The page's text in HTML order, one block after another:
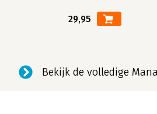
29,95
Bekijk de volledige